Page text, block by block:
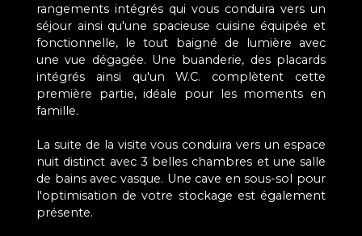
rangements intégrés qui vous conduira vers un
séjour ainsi qu'une spacieuse cuisine équipée et
fonctionnelle, le tout baigné de lumière avec
une vue dégagée. Une buanderie, des placards
intégrés ainsi qu'un W.C. complètent cette
première partie, idéale pour les moments en
famille.
La suite de la visite vous conduira vers un espace
nuit distinct avec 3 belles chambres et une salle
de bains avec vasque. Une cave en sous-sol pour
l'optimisation de votre stockage est également
présente.